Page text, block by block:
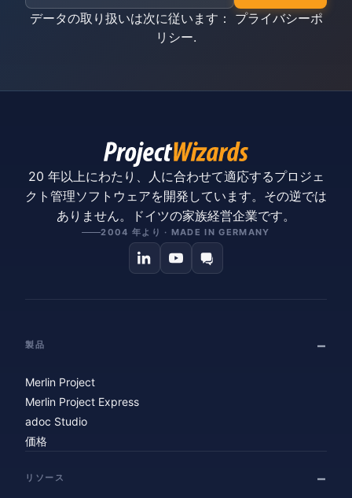
データの取り扱いは次に従います： プライバシーポ
リシー.
20 年以上にわたり、人に合わせて適応するプロジェ
クト管理ソフトウェアを開発しています。その逆では
ありません。ドイツの家族経営企業です。
2004 年より · MADE IN GERMANY
製品
Merlin Project
Merlin Project Express
adoc Studio
価格
リソース